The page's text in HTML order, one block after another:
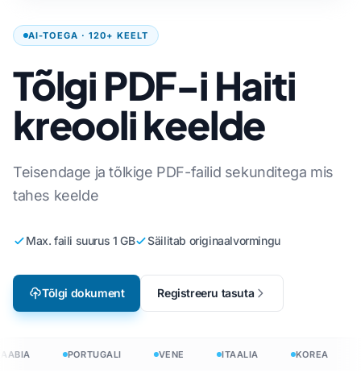
AI-TOEGA · 120+ KEELT
Tõlgi PDF-i Haiti
kreooli keelde
Teisendage ja tõlkige PDF-failid sekunditega mis
tahes keelde
Max. faili suurus 1 GB Säilitab originaalvormingu
Tõlgi dokument Registreeru tasuta
PORTUGALI VENE ITAALIA KOREA